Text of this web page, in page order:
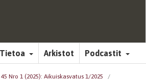
Tietoa Arkistot Podcastit
Nro 1 (2025): Aikuiskasvatus 1/2025
/